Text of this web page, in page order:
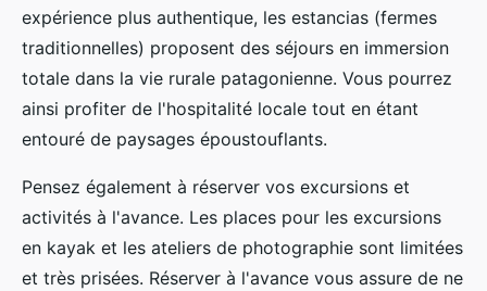
expérience plus authentique, les estancias (fermes
traditionnelles) proposent des séjours en immersion
totale dans la vie rurale patagonienne. Vous pourrez
ainsi profiter de l'hospitalité locale tout en étant
entouré de paysages époustouflants.
Pensez également à réserver vos excursions et
activités à l'avance. Les places pour les excursions
en kayak et les ateliers de photographie sont limitées
et très prisées. Réserver à l'avance vous assure de ne